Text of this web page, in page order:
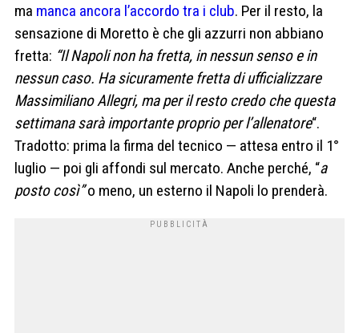
ma manca ancora l’accordo tra i club. Per il resto, la
sensazione di Moretto è che gli azzurri non abbiano
fretta: “Il Napoli non ha fretta, in nessun senso e in
nessun caso. Ha sicuramente fretta di ufficializzare
Massimiliano Allegri, ma per il resto credo che questa
settimana sarà importante proprio per l’allenatore“.
Tradotto: prima la firma del tecnico — attesa entro il 1°
luglio — poi gli affondi sul mercato. Anche perché, “a
posto così”o meno, un esterno il Napoli lo prenderà.